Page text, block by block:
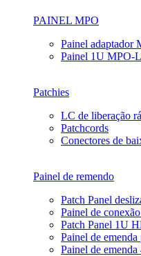
PAINEL MPO
Painel
Painel 1U MPO-
Patchies
LC de liberação
Patchcords
Conectores de
Painel de remendo
Patch Panel
Painel de
Patch Panel 1U
Painel de
Painel de